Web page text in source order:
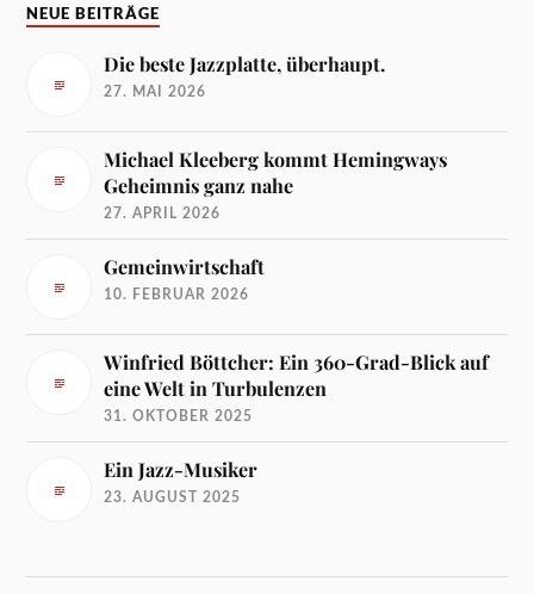
NEUE BEITRÄGE
Die beste Jazzplatte, überhaupt.
27. MAI 2026
Michael Kleeberg kommt Hemingways
Geheimnis ganz nahe
27. APRIL 2026
Gemeinwirtschaft
10. FEBRUAR 2026
Winfried Böttcher: Ein 360-Grad-Blick auf
eine Welt in Turbulenzen
31. OKTOBER 2025
Ein Jazz-Musiker
23. AUGUST 2025